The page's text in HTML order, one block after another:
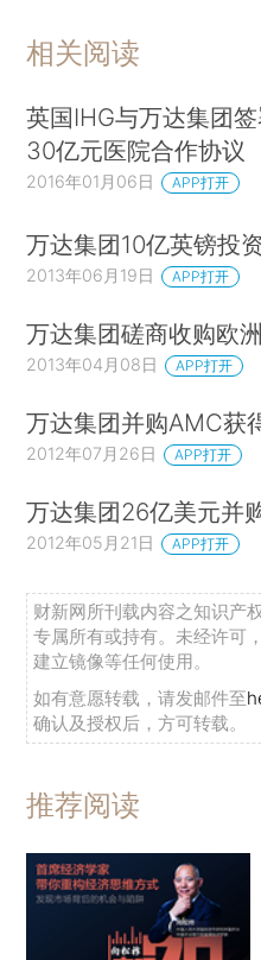
相关阅读
英国IHG与万达集团
30亿元医院合作协议
2016年01月06日 APP打开
万达集团10亿英镑投
2013年06月19日 APP打开
万达集团磋商收购欧
2013年04月08日 APP打开
万达集团并购AMC获
2012年07月26日 APP打开
万达集团26亿美元并
2012年05月21日 APP打开
财新网所刊载内容之知识产
专属所有或持有。未经许可
建立镜像等任何使用。
如有意愿转载，请发邮件至
确认及授权后，方可转载。
推荐阅读